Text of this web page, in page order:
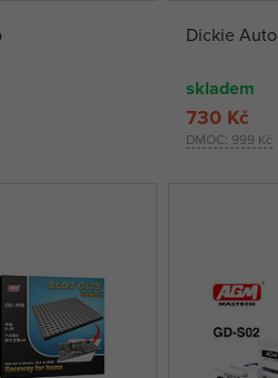
Dickie
skladem
DMOC: 999 Kč
730 Kč